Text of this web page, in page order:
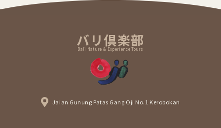
バリ倶楽部
Bali Nature & Experience Tours
Jaian Gunung Patas Gang Oji No.1 Kerobokan